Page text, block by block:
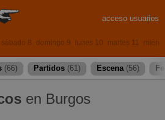
acceso usuarios
sábado 8 domingo 9 lunes 10 martes 11
(66) Partidos (61) Escena (56)
en Burgos